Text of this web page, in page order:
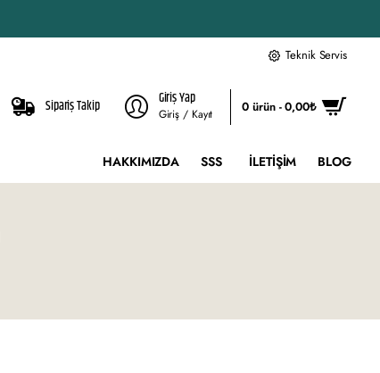
Teknik Servis
Sipariş Takip Giriş Yap
Giriş / Kayıt 0 ürün - 0,00₺
HAKKIMIZDA SSS İLETIŞIM BLOG